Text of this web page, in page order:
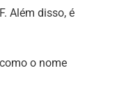
Além disso, é
o nome